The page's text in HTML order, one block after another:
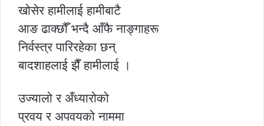
खोसेर हामीलाई हामीबाटै
आङ ढाक्छौँ भन्दै आँफै नाङ्गाहरू
निर्वस्त्र पारिरहेका छन्
बादशाहलाई झैँ हामीलाई ।
उज्यालो र अँध्यारोको
प्रवय र अपवयको नाममा